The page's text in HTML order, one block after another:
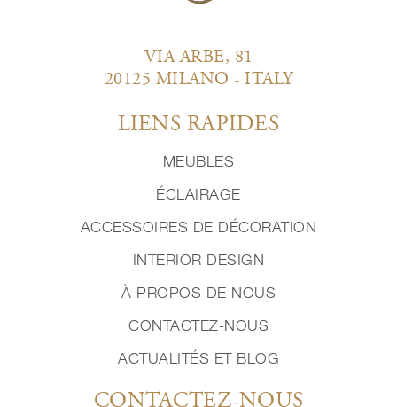
VIA ARBE, 81
20125 MILANO - ITALY
LIENS RAPIDES
MEUBLES
ÉCLAIRAGE
ACCESSOIRES DE DÉCORATION
INTERIOR DESIGN
À PROPOS DE NOUS
CONTACTEZ-NOUS
ACTUALITÉS ET BLOG
CONTACTEZ-NOUS